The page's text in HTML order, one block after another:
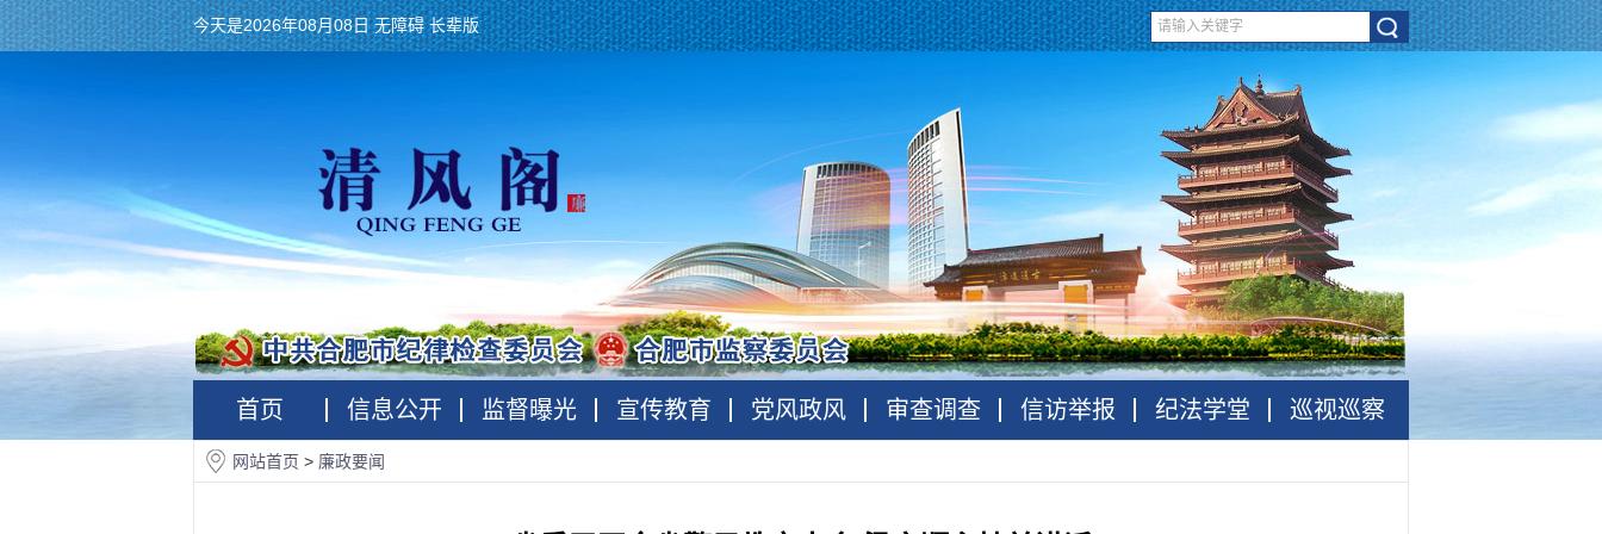
今天是2026年08月08日 无障碍 长辈版
首页 信息公开 监督曝光 宣传教育 党风政风 审查调查 信访举报 纪法学堂 巡视巡察
网站首页 > 廉政要闻